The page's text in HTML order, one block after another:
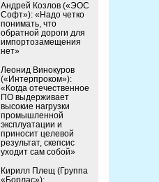
Андрей Козлов («ЭОС
Софт»): «Надо четко
понимать, что
обратной дороги для
импортозамещения
нет»
Леонид Винокуров
(«Интерпроком»):
«Когда отечественное
ПО выдерживает
высокие нагрузки
промышленной
эксплуатации и
приносит целевой
результат, скепсис
уходит сам собой»
Кирилл Плещ (Группа